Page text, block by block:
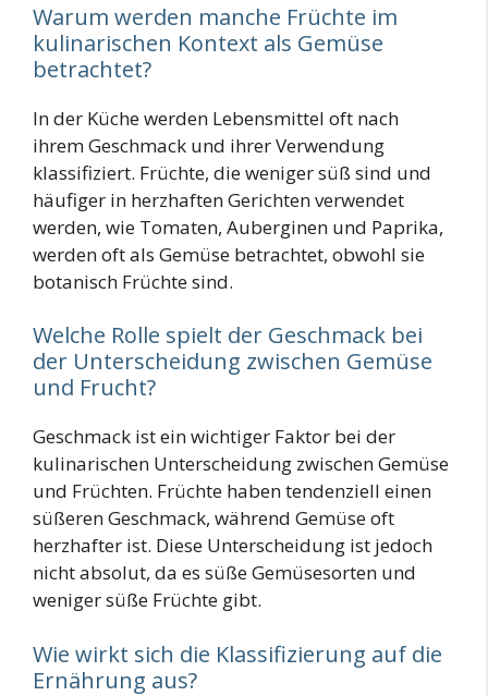
Warum werden manche Früchte im
kulinarischen Kontext als Gemüse
betrachtet?
In der Küche werden Lebensmittel oft nach
ihrem Geschmack und ihrer Verwendung
klassifiziert. Früchte, die weniger süß sind und
häufiger in herzhaften Gerichten verwendet
werden, wie Tomaten, Auberginen und Paprika,
werden oft als Gemüse betrachtet, obwohl sie
botanisch Früchte sind.
Welche Rolle spielt der Geschmack bei
der Unterscheidung zwischen Gemüse
und Frucht?
Geschmack ist ein wichtiger Faktor bei der
kulinarischen Unterscheidung zwischen Gemüse
und Früchten. Früchte haben tendenziell einen
süßeren Geschmack, während Gemüse oft
herzhafter ist. Diese Unterscheidung ist jedoch
nicht absolut, da es süße Gemüsesorten und
weniger süße Früchte gibt.
Wie wirkt sich die Klassifizierung auf die
Ernährung aus?